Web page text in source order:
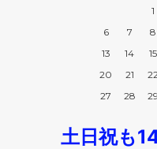
1
6
7 8
13
14 15
20
21 22
27
28 29
土日祝も